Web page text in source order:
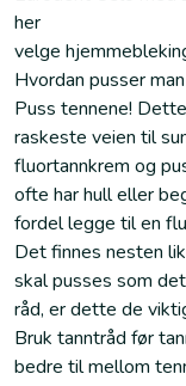
her
velge
Hvordan pusser
Puss tennene!
raskeste veien til
fluortannkrem og
ofte har hull eller
fordel legge til en
Det finnes nesten
skal pusses som
råd, er dette de
Bruk tanntråd før
bedre til mellom